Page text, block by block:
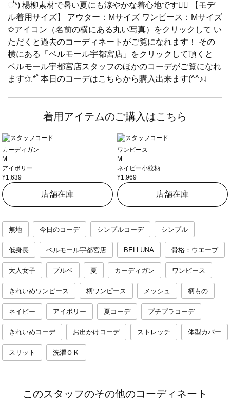
॑*) 楊柳素材で暑い夏にも涼やかな着心地です👍🏻 【モデ
ル着用サイズ】 アウター：Mサイズ ワンピース：Mサイズ
✩アイコン（名前の横にある丸い写真）をクリックして い
ただくと過去のコーディネートがご覧になれます！ その
横にある「ベルモール宇都宮店」をクリックして頂くと
ベルモール宇都宮店スタッフのほかのコーデがご覧になれ
ます✩.*˚ 本日のコーデはこちらから購入出来ます(^^♪↓
着用アイテムのご購入はこちら
カーディガン
M
アイボリー
¥1,639
店舗在庫
ワンピース
M
ネイビー小紋柄
¥1,969
店舗在庫
無地 今日のコーデ シンプルコーデ シンプル
低身長 ベルモール宇都宮店 BELLUNA 骨格：ウエーブ
大人女子 ブルベ 夏 カーディガン ワンピース
きれいめワンピース 柄ワンピース メッシュ 柄もの
ネイビー アイボリー 夏コーデ プチプラコーデ
きれいめコーデ お出かけコーデ ストレッチ 体型カバー
スリット 洗濯ＯＫ
このスタッフのその他のコーディネート